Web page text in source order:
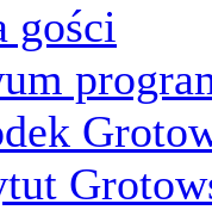
gości